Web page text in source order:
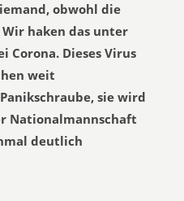
obwohl die
haken das unter
Corona. Dieses Virus
weit
sie wird
Nationalmannschaft
deutlich